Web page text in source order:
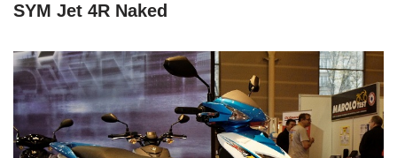
SYM Jet 4R Naked